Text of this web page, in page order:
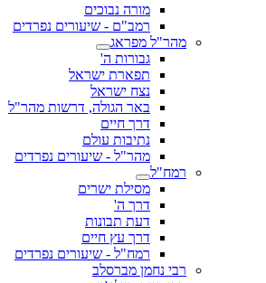
מורה נבוכים
רמב"ם - שיעורים נפרדים
מהר"ל מפראג
גבורות ה'
תפארת ישראל
נצח ישראל
באר הגולה, דרשות מהר"ל
דרך חיים
נתיבות עולם
מהר"ל - שיעורים נפרדים
רמח"ל
מסילת ישרים
דרך ה'
דעת תבונות
דרך עץ חיים
רמח"ל - שיעורים נפרדים
רבי נחמן מברסלב